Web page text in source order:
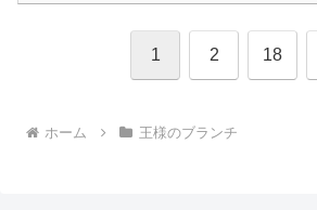
1 2 18
ホーム 王様のブランチ